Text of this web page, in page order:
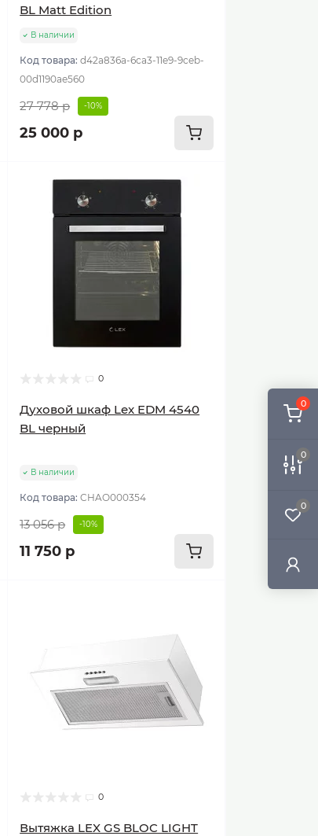
0
0
0
BL Matt Edition
В наличии
Код товара:d42a836a-6ca3-11e9-9ceb-
00d1190ae560
27 778 р -10%
25 000 р
0
Духовой шкаф Lex EDM 4540
BL черный
В наличии
Код товара:CHAO000354
13 056 р -10%
11 750 р
0
Вытяжка LEX GS BLOC LIGHT